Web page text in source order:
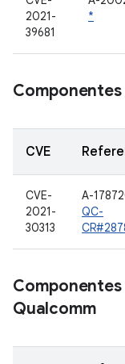
2021-
39681
*
CVE
CVE-
2021-
30313
A-
QC-
Qualcomm